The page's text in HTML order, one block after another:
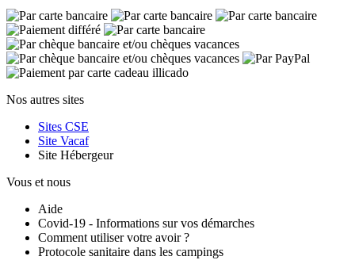
Nos autres sites
Sites CSE
Site Vacaf
Site Hébergeur
Vous et nous
Aide
Covid-19 - Informations sur vos démarches
Comment utiliser votre avoir ?
Protocole sanitaire dans les campings